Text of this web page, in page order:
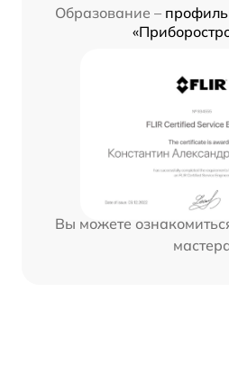
Образование –
Вы можете